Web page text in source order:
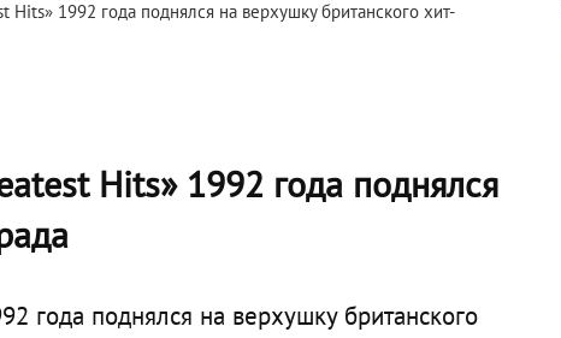
1992 года поднялся на верхушку британского хит-
Hits» 1992 года поднялся
года поднялся на верхушку британского